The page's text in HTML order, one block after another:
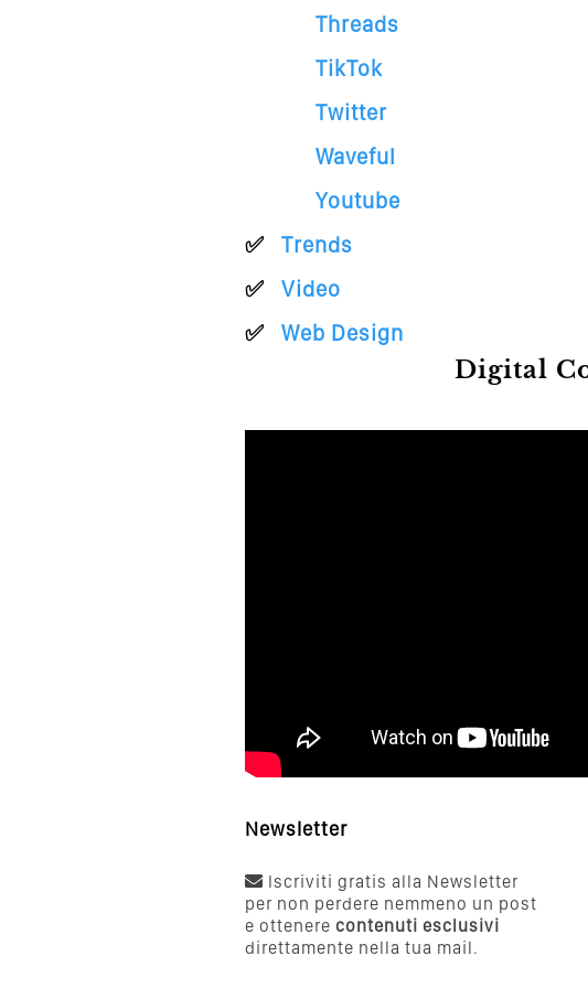
Threads
TikTok
Twitter
Waveful
Youtube
Trends
Video
Web Design
Digital
Newsletter
Iscriviti gratis alla Newsletter
per non perdere nemmeno un post
e ottenere contenuti esclusivi
direttamente nella tua mail.